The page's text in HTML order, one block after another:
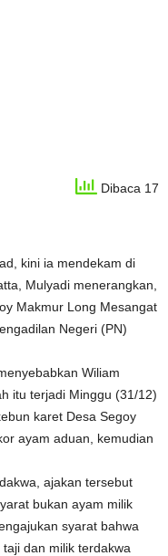
Dibaca 17
kini ia mendekam di
Mulyadi menerangkan,
Makmur Long Mesangat
Negeri (PN)
Wiliam
itu terjadi Minggu (31/12)
karet Desa Segoy
ayam aduan, kemudian
ajakan tersebut
bukan ayam milik
syarat bahwa
dan milik terdakwa